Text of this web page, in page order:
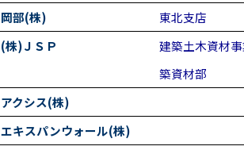
岡部(株)
東北支店
(株)ＪＳＰ
建築土木資材
築資材部
アクシス(株)
エキスパンウォール(株)